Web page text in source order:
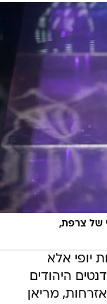
של צרפת,
יופי אלא
היהודים
מריאן